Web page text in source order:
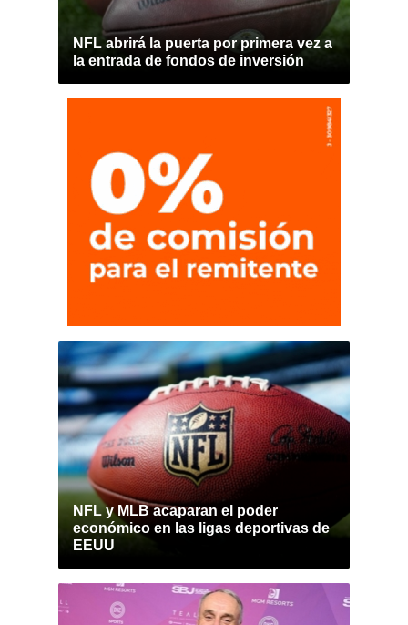
NFL abrirá la puerta por primera vez a
la entrada de fondos de inversión
NFL y MLB acaparan el poder
económico en las ligas deportivas de
EEUU